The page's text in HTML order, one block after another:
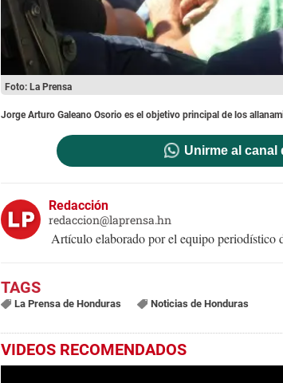
Foto: La Prensa
Jorge Arturo Galeano Osorio es el objetivo principal de los
Unirme al canal
Redacción
redaccion@laprensa.hn
Artículo elaborado por el equipo
La Prensa de Honduras Noticias de Honduras
VIDEOS RECOMENDADOS